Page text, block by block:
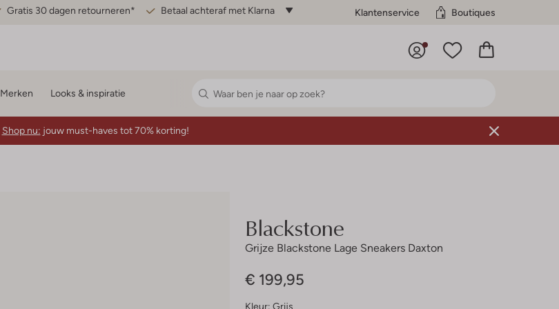
Gratis 30 dagen retourneren* Betaal achteraf met Klarna Klantenservice Boutiques
Merken Looks & inspiratie
Shop nu: jouw must-haves tot 70% korting!
Blackstone
Grijze Blackstone Lage Sneakers Daxton
€ 199,95
Kleur: Grijs